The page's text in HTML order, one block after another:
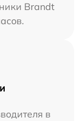
Brandt
в